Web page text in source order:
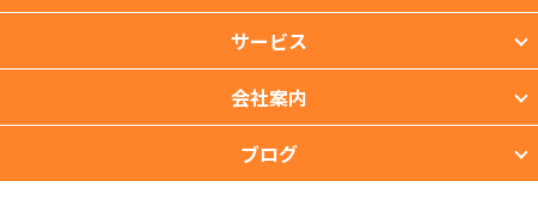
サービス
会社案内
ブログ